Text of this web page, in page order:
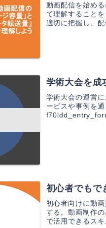
動画配信を始め
て理解すること
適切に把握し、
学術大会を成
学術大会の運営
ービスや事例を
初心者でもで
初心者向けに動
する。動画制作
で活用できるス